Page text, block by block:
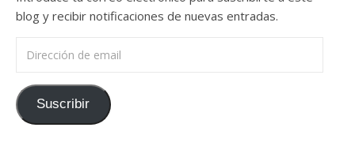
blog y recibir notificaciones de nuevas entradas.
Suscribir